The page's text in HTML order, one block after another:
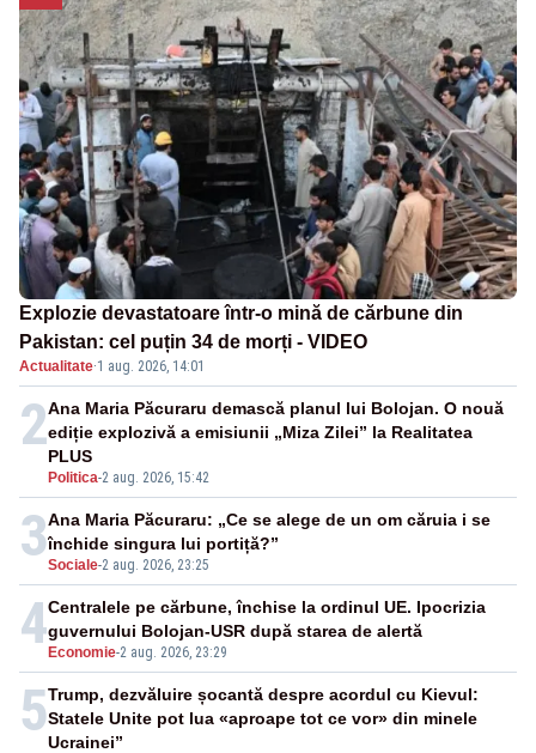
Explozie devastatoare într-o mină de cărbune din
Pakistan: cel puțin 34 de morți - VIDEO
Actualitate·1 aug. 2026, 14:01
2
Politica-2 aug. 2026, 15:42
Ana Maria Păcuraru demască planul lui Bolojan. O nouă
ediție explozivă a emisiunii „Miza Zilei” la Realitatea
PLUS
3Sociale-2 aug. 2026, 23:25
Ana Maria Păcuraru: „Ce se alege de un om căruia i se
închide singura lui portiță?”
4Economie-2 aug. 2026, 23:29
Centralele pe cărbune, închise la ordinul UE. Ipocrizia
guvernului Bolojan-USR după starea de alertă
5Trump, dezvăluire șocantă despre acordul cu Kievul:
Statele Unite pot lua «aproape tot ce vor» din minele
Ucrainei”